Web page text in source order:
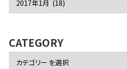
ブ
CATEGORY